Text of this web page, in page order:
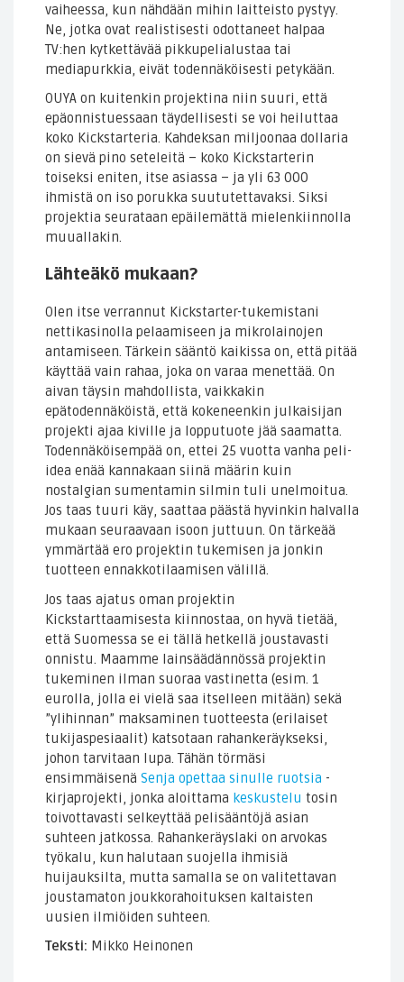
vaiheessa, kun nähdään mihin laitteisto pystyy.
Ne, jotka ovat realistisesti odottaneet halpaa
TV:hen kytkettävää pikkupelialustaa tai
mediapurkkia, eivät todennäköisesti petykään.
OUYA on kuitenkin projektina niin suuri, että
epäonnistuessaan täydellisesti se voi heiluttaa
koko Kickstarteria. Kahdeksan miljoonaa dollaria
on sievä pino seteleitä – koko Kickstarterin
toiseksi eniten, itse asiassa – ja yli 63 000
ihmistä on iso porukka suututettavaksi. Siksi
projektia seurataan epäilemättä mielenkiinnolla
muuallakin.
Lähteäkö mukaan?
Olen itse verrannut Kickstarter-tukemistani
nettikasinolla pelaamiseen ja mikrolainojen
antamiseen. Tärkein sääntö kaikissa on, että pitää
käyttää vain rahaa, joka on varaa menettää. On
aivan täysin mahdollista, vaikkakin
epätodennäköistä, että kokeneenkin julkaisijan
projekti ajaa kiville ja lopputuote jää saamatta.
Todennäköisempää on, ettei 25 vuotta vanha peli-
idea enää kannakaan siinä määrin kuin
nostalgian sumentamin silmin tuli unelmoitua.
Jos taas tuuri käy, saattaa päästä hyvinkin halvalla
mukaan seuraavaan isoon juttuun. On tärkeää
ymmärtää ero projektin tukemisen ja jonkin
tuotteen ennakkotilaamisen välillä.
Jos taas ajatus oman projektin
Kickstarttaamisesta kiinnostaa, on hyvä tietää,
että Suomessa se ei tällä hetkellä joustavasti
onnistu. Maamme lainsäädännössä projektin
tukeminen ilman suoraa vastinetta (esim. 1
eurolla, jolla ei vielä saa itselleen mitään) sekä
”ylihinnan” maksaminen tuotteesta (erilaiset
tukijaspesiaalit) katsotaan rahankeräykseksi,
johon tarvitaan lupa. Tähän törmäsi
ensimmäisenä Senja opettaa sinulle ruotsia -
kirjaprojekti, jonka aloittama keskustelu tosin
toivottavasti selkeyttää pelisääntöjä asian
suhteen jatkossa. Rahankeräyslaki on arvokas
työkalu, kun halutaan suojella ihmisiä
huijauksilta, mutta samalla se on valitettavan
joustamaton joukkorahoituksen kaltaisten
uusien ilmiöiden suhteen.
Teksti: Mikko Heinonen